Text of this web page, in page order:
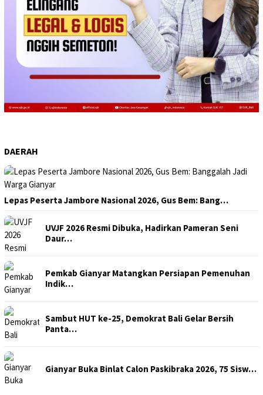
DAERAH
Lepas Peserta Jambore Nasional 2026, Gus Bem: Bang…
UVJF 2026 Resmi Dibuka, Hadirkan Pameran Seni
Daur…
Pemkab Gianyar Matangkan Persiapan Pemenuhan
Indik…
Sambut HUT ke-25, Demokrat Bali Gelar Bersih
Panta…
Gianyar Buka Binlat Calon Paskibraka 2026, 75 Sisw…